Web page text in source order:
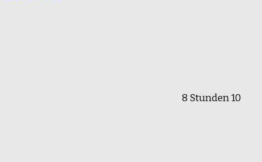
8 Stunden 10